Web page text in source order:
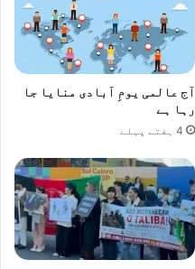
آج عالمی یومِ آبادی منایا جا
رہا ہے
4 ہفتے پہلے